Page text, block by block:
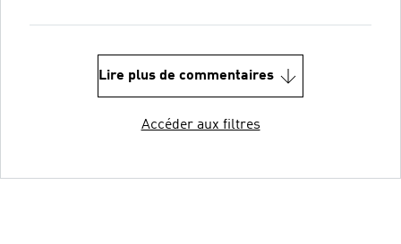
Lire plus de commentaires
Accéder aux filtres